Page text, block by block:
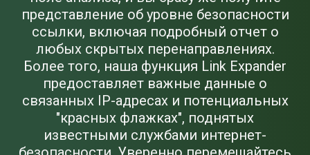
представление об уровне безопасности
ссылки, включая подробный отчет о
любых скрытых перенаправлениях.
Более того, наша функция Link Expander
предоставляет важные данные о
связанных IP-адресах и потенциальных
"красных флажках", поднятых
известными службами интернет-